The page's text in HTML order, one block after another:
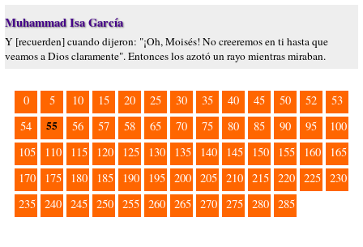
Muhammad Isa García
Y [recuerden] cuando dijeron: "¡Oh, Moisés! No creeremos en ti hasta que
veamos a Dios claramente". Entonces los azotó un rayo mientras miraban.
0 5 10 15 20 25 30 35 40 45 50 52
53
54
55 56 57 58 65 70 75 80 85 90 95
100
105
110 115 120 125 130 135 140 145 150 155 160
165
170
175 180 185 190 195 200 205 210 215 220 225 230
235 240 245 250 255 260 265 270 275 280 285